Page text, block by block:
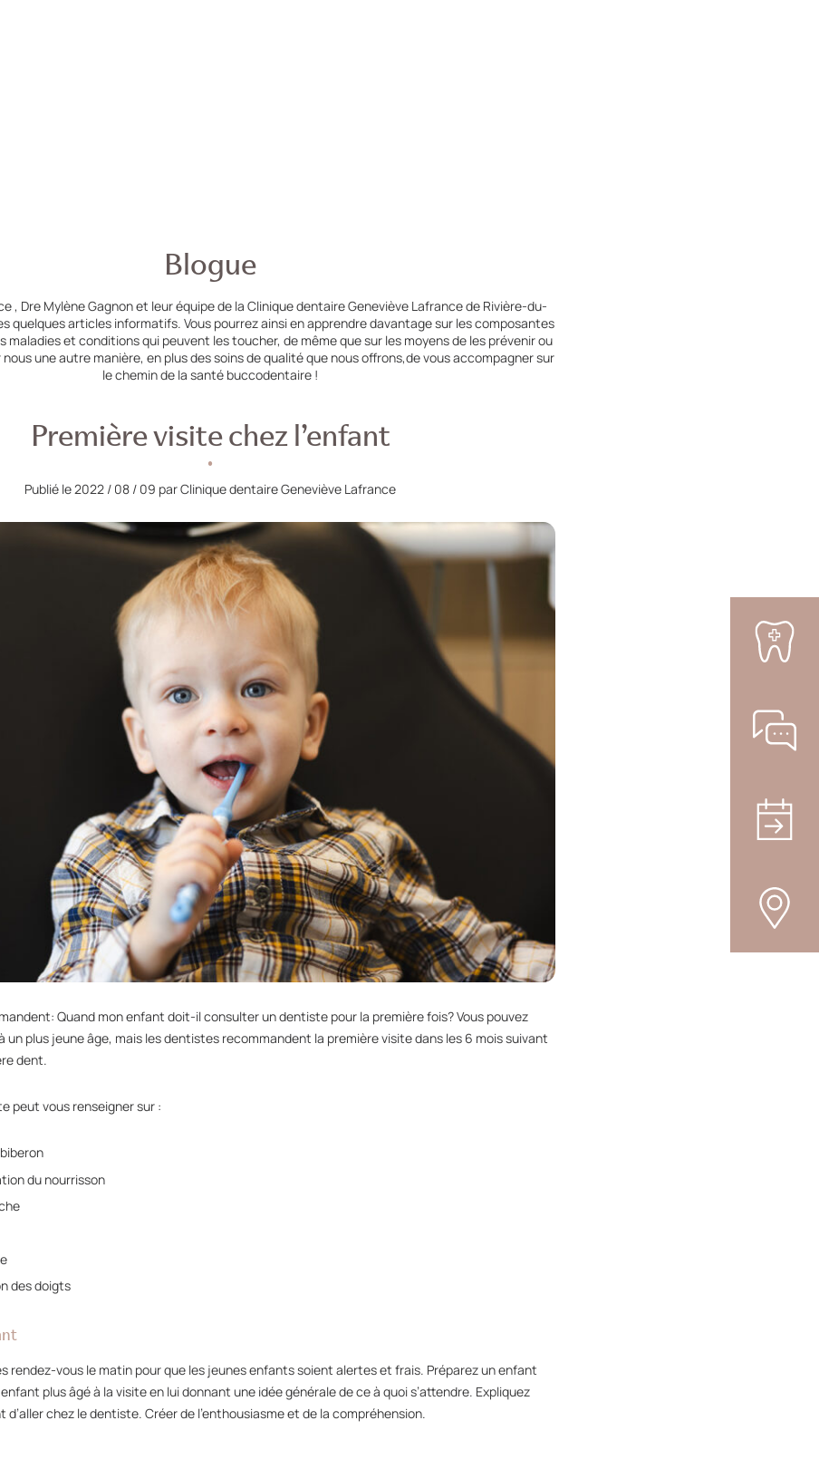
Blogue
, Dre Mylène Gagnon et leur équipe de la Clinique dentaire Geneviève Lafrance de Rivière-du-
quelques articles informatifs. Vous pourrez ainsi en apprendre davantage sur les composantes
maladies et conditions qui peuvent les toucher, de même que sur les moyens de les prévenir ou
nous une autre manière, en plus des soins de qualité que nous offrons,de vous accompagner sur
le chemin de la santé buccodentaire !
Première visite chez l’enfant
Publié le 2022 / 08 / 09 par Clinique dentaire Geneviève Lafrance
Quand mon enfant doit-il consulter un dentiste pour la première fois? Vous pouvez
plus jeune âge, mais les dentistes recommandent la première visite dans les 6 mois suivant
dent.
peut vous renseigner sur :
du nourrisson
des doigts
rendez-vous le matin pour que les jeunes enfants soient alertes et frais. Préparez un enfant
plus âgé à la visite en lui donnant une idée générale de ce à quoi s’attendre. Expliquez
chez le dentiste. Créer de l’enthousiasme et de la compréhension.